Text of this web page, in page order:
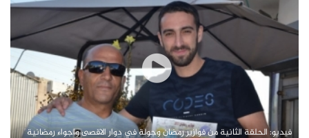
فيديو: الحلقة الثانية من فوازير رمضان وجولة في دوار الاقصى واجواء رمضانية